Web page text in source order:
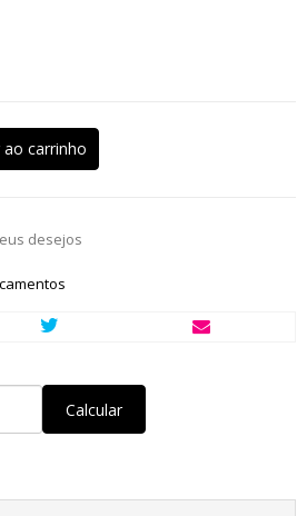
ao carrinho
desejos
Calcular